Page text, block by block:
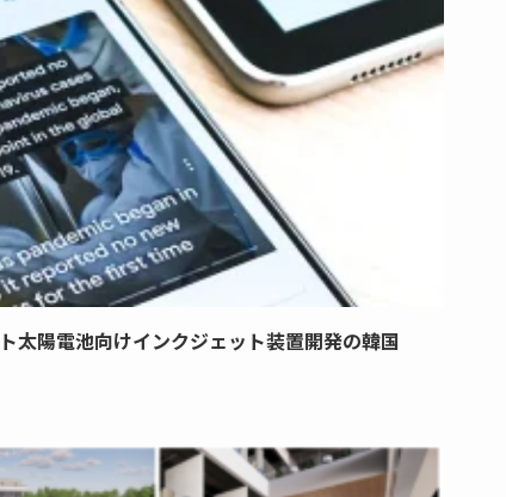
太陽電池向けインクジェット装置開発の韓国